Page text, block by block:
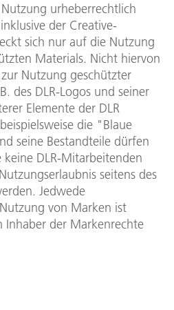
urheberrechtlich
der Creative-
sich nur auf die Nutzung
Materials. Nicht hiervon
Nutzung geschützter
des DLR-Logos und seiner
Elemente der DLR
die "Blaue
seine Bestandteile dürfen
DLR-Mitarbeitenden
seitens des
Jedwede
von Marken ist
Inhaber der Markenrechte